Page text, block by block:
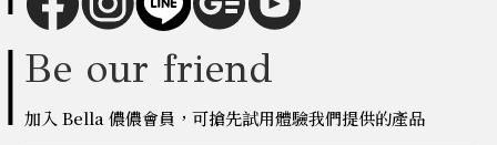
Be our friend
加入 Bella 儂儂會員，可搶先試用體驗我們提供的產品